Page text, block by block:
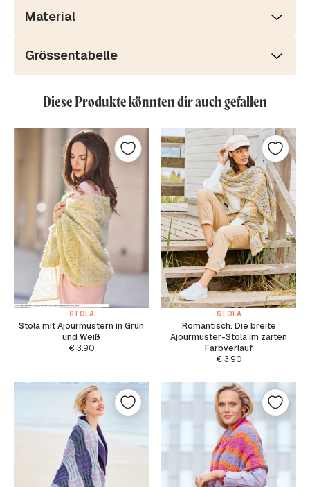
Material
Grössentabelle
Diese Produkte könnten dir auch gefallen
STOLA
Stola mit Ajourmustern in Grün
und Weiß
€3.90
STOLA
Romantisch: Die breite
Ajourmuster-Stola im zarten
Farbverlauf
€3.90